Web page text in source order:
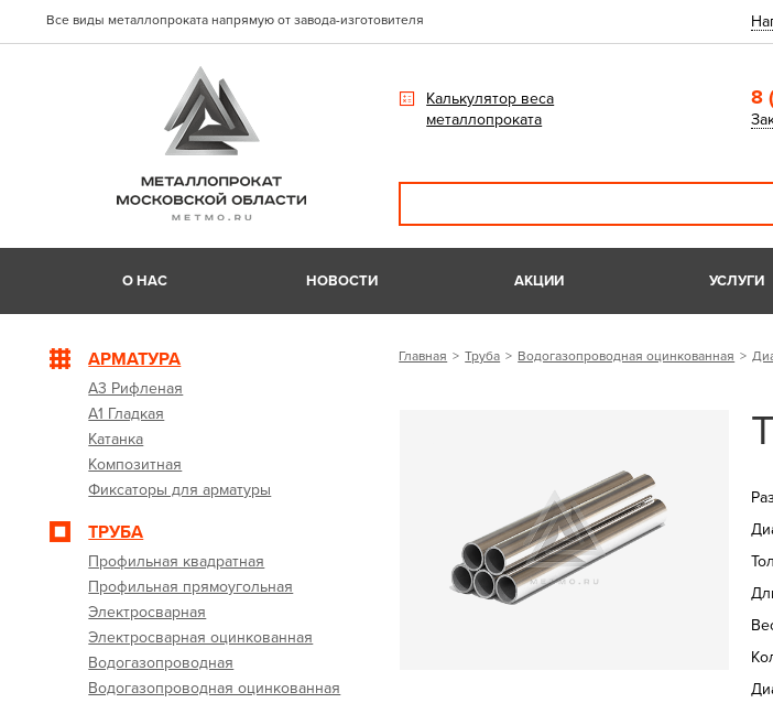
Все виды металлопроката напрямую от завода-изготовителя
Калькулятор веса
металлопроката
8
О НАС НОВОСТИ АКЦИИ УСЛУГИ
АРМАТУРА
А3 Рифленая
А1 Гладкая
Катанка
Композитная
Фиксаторы для арматуры
ТРУБА
Профильная квадратная
Профильная прямоугольная
Электросварная
Электросварная оцинкованная
Водогазопроводная
Водогазопроводная оцинкованная
Главная Труба Водогазопроводная оцинкованная